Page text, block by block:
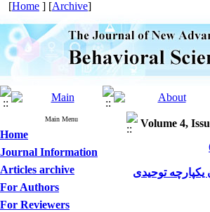
[Home ] [Archive]
Main Menu
Home
Journal Information
Articles archive
For Authors
For Reviewers
Volume 4,